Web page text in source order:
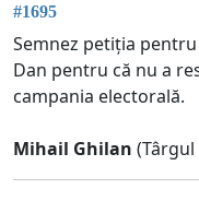
#1695
Semnez petiția
Dan pentru că nu a
campania electorală.
Mihail Ghilan (Târgul